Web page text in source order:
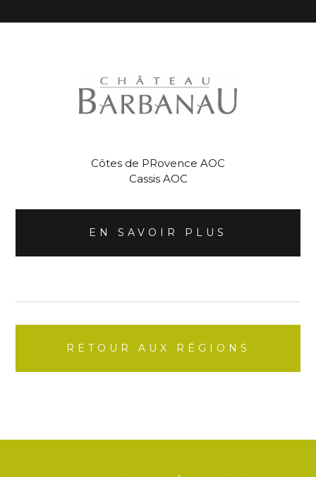
Côtes de PRovence AOC
Cassis AOC
EN SAVOIR PLUS
RETOUR AUX RÉGIONS